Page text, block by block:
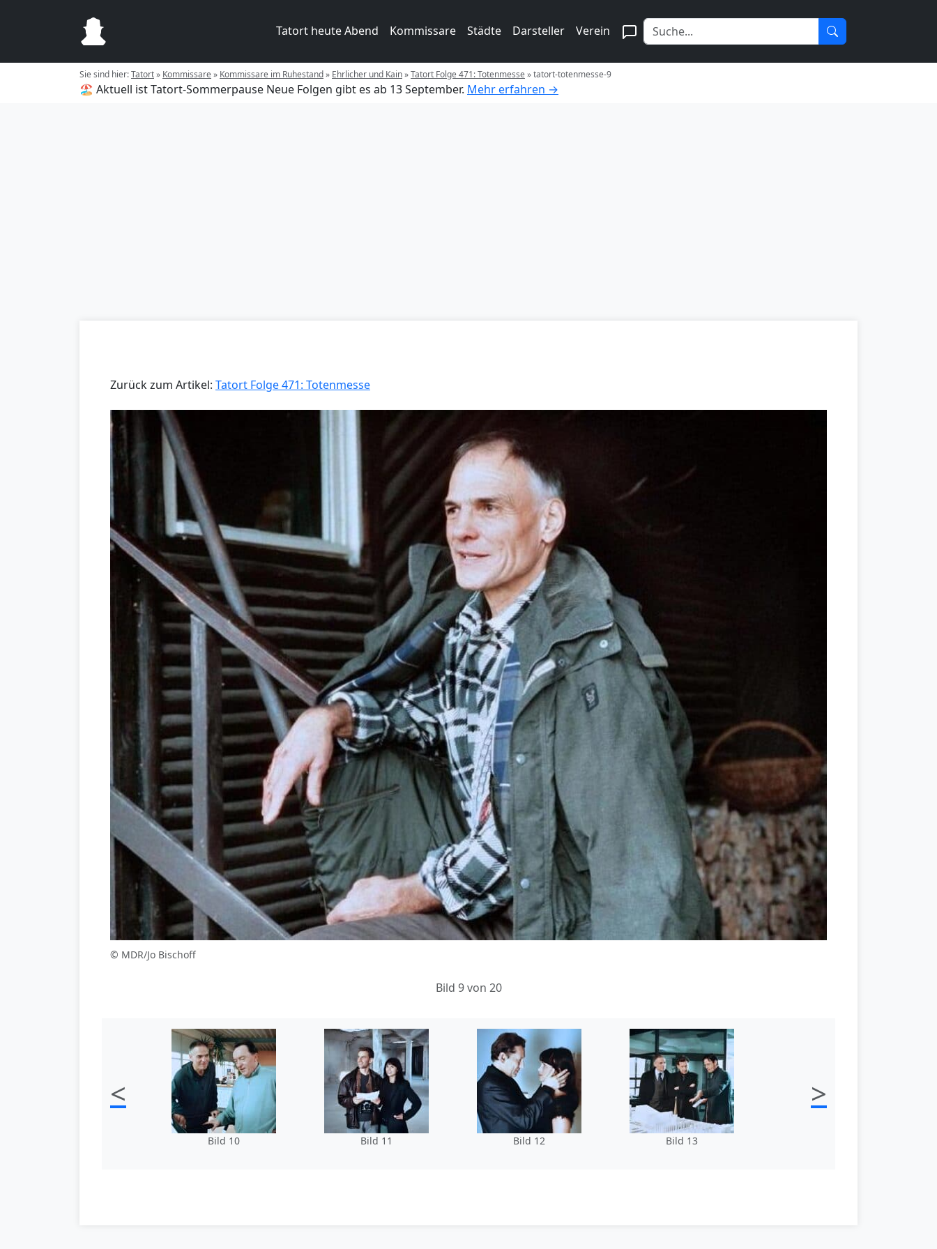
Tatort heute Abend Kommissare Städte Darsteller Verein
Sie sind hier:Tatort» Kommissare» Kommissare im Ruhestand» Ehrlicher und Kain»Tatort Folge 471: Totenmesse»tatort-totenmesse-9
🏖️ Aktuell ist Tatort-Sommerpause Neue Folgen gibt es ab 13 September. Mehr erfahren →
Zurück zum Artikel: Tatort Folge 471: Totenmesse
© MDR/Jo Bischoff
Bild 9 von 20
<
Bild 10 Bild 11 Bild 12 Bild 13
>